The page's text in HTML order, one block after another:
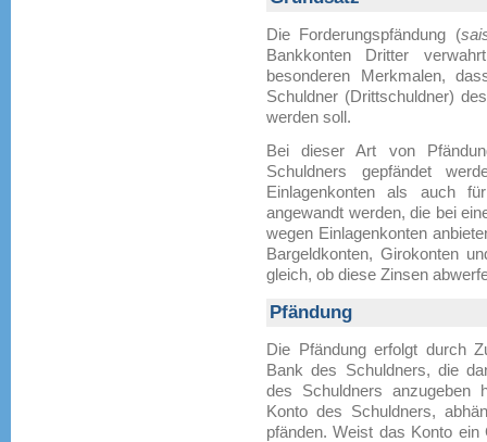
Die Forderungspfändung (
Bankkonten Dritter
besonderen Merkmalen,
Schuldner (Drittschuldner)
werden soll.
Bei dieser Art von
Schuldners gepfändet
Einlagenkonten als auch
angewandt werden, die bei
wegen Einlagenkonten
Bargeldkonten, Girokonten
gleich, ob diese Zinsen
Pfändung
Die Pfändung erfolgt durch
Bank des Schuldners, die
des Schuldners anzugeben
Konto des Schuldners,
pfänden. Weist das Konto